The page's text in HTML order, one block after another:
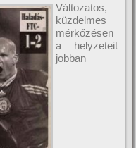
Változatos,
küzdelmes
mérkőzésen
a helyzeteit
jobban